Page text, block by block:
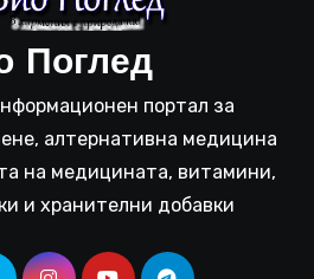
Поглед
портал за
алтернативна медицина
на медицината, витамини,
и хранителни добавки